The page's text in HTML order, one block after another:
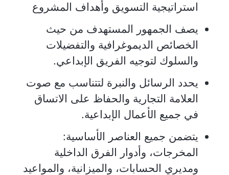
استراتيجية التسويق وأهداف المشروع
يصف الجمهور المستهدف من حيث
الخصائص الديموغرافية والتفضيلات
والسلوك لتوجيه الفريق الإبداعي.
يحدد الرسائل والنبرة لتتناسب مع صوت
العلامة التجارية والحفاظ على الاتساق
في جميع الأعمال الإبداعية.
يتضمن جميع العناصر الأساسية:
المخرجات، وأدوار الفرق الداخلية
ومديري الحسابات، والميزانية، والمواعيد